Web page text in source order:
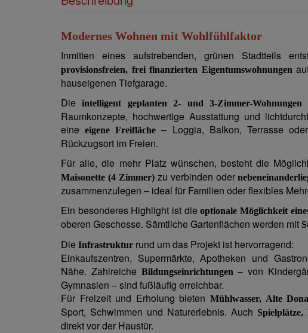
Modernes Wohnen mit Wohlfühlfaktor
Inmitten eines aufstrebenden, grünen Stadtteils
provisionsfreien, frei finanzierten Eigentumswohnungen
hauseigenen Tiefgarage.
Dieintelligent geplanten 2- und 3-Zimmer-Wohnungen
Raumkonzepte, hochwertige Ausstattung und
eineeigene Freifläche – Loggia, Balkon, Terrasse
Rückzugsort im Freien.
Für alle, die mehr Platz wünschen, besteht die
Maisonette (4 Zimmer)zu verbinden oder
zusammenzulegen – ideal für Familien oder flexibles
Ein besonderes Highlight ist dieoptionale Möglichkeit
oberen Geschosse. Sämtliche Gartenflächen werden mit
Die Infrastruktur rund um das Projekt ist hervorragend:
Einkaufszentren, Supermärkte, Apotheken und
Nähe. Zahlreiche Bildungseinrichtungen– von
Gymnasien – sind fußläufig erreichbar.
Für Freizeit und Erholung bieten Mühlwasser, Alte
Sport, Schwimmen und Naturerlebnis. Auch
direkt vor der Haustür.